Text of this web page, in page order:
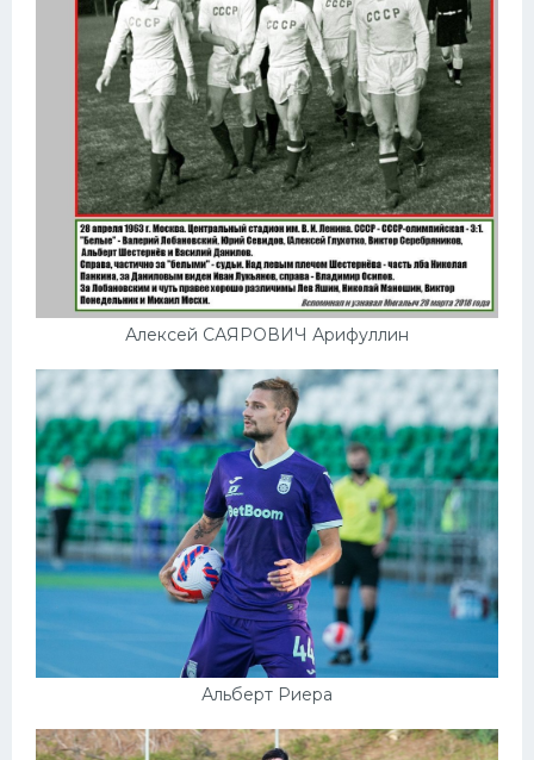
Алексей САЯРОВИЧ Арифуллин
Альберт Риера